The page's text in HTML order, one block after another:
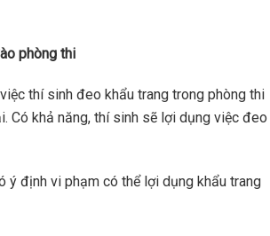
phòng thi
thí sinh đeo khẩu trang trong phòng thi
Có khả năng, thí sinh sẽ lợi dụng việc đeo
ý định vi phạm có thể lợi dụng khẩu trang